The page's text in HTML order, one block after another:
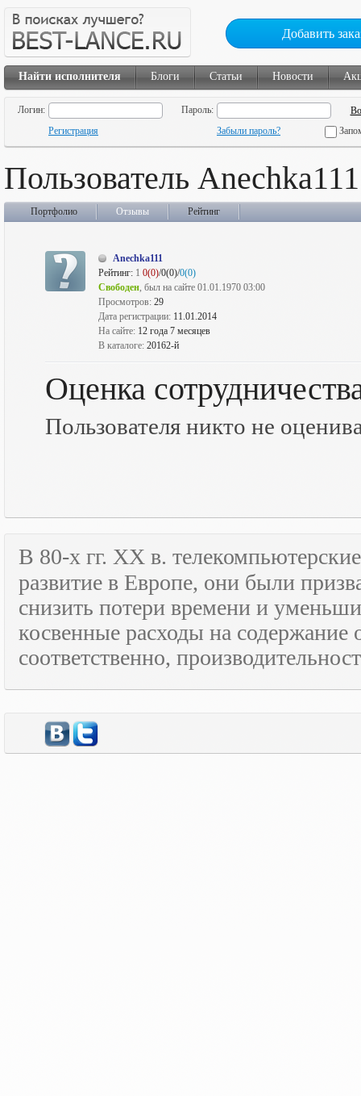
Добавить
Найти исполнителя Блоги Статьи Новости
Логин:
Пароль:
Регистрация
Забыли пароль?
Пользователь Anechka111
Портфолио Отзывы Рейтинг
Anechka111
Рейтинг: 1 0(0)/0(0)/0(0)
Свободен, был на сайте 01.01.1970 03:00
Просмотров: 29
Дата регистрации: 11.01.2014
На сайте: 12 года 7 месяцев
В каталоге: 20162-й
Оценка
Пользователя никто не
В 80-х гг. XX в.
развитие в Европе, они были
снизить потери времени и
косвенные расходы на
соответственно,